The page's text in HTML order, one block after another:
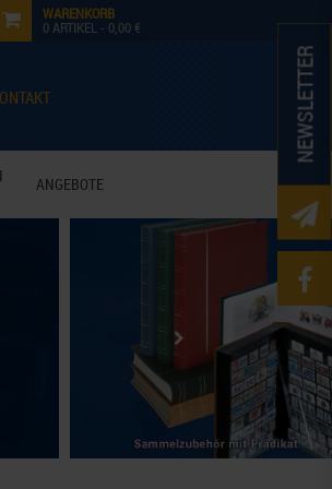
WARENKORB
0ARTIKEL - 0,00 €
NEWSLETTER
ANGEBOTE